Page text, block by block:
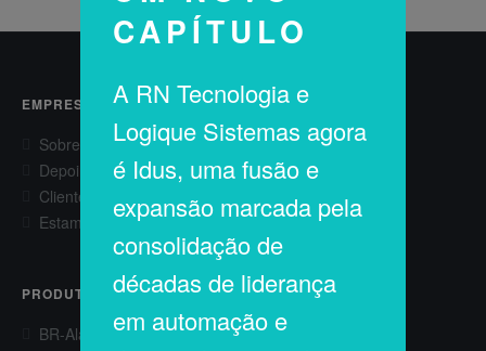
EMPRESA
Sobre
Depoimentos
Clientes
Estamos contratando
PRODUTOS
BR-AlarmExpert®
CAPÍTULO
A RN Tecnologia e
Logique Sistemas agora
é Idus, uma fusão e
expansão marcada pela
consolidação de
décadas de liderança
em automação e